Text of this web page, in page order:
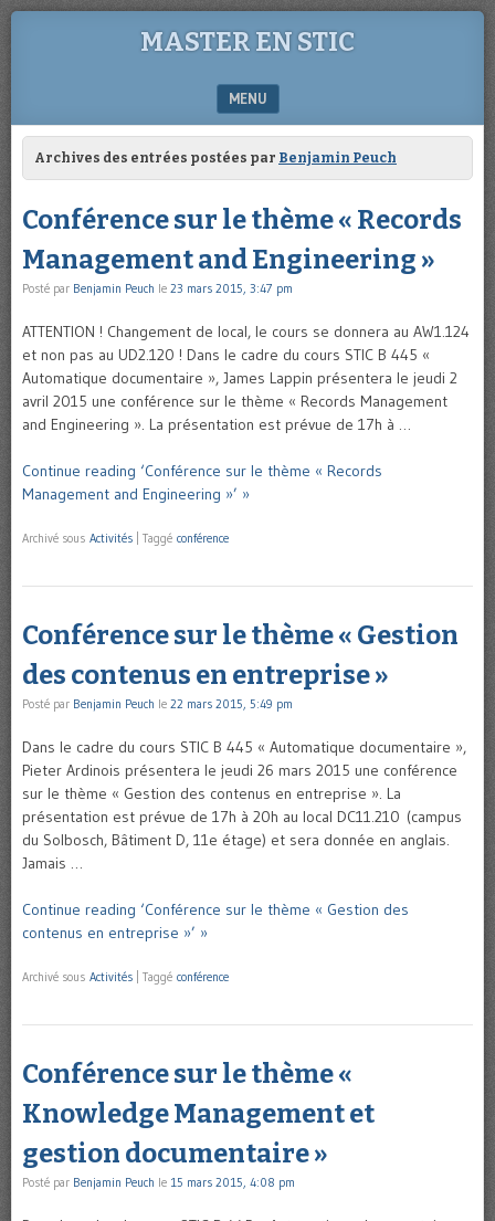
MASTER EN STIC
MENU
SKIP TO CONTENT
Archives des entrées postées par Benjamin Peuch
Conférence sur le thème « Records
Management and Engineering »
Posté par Benjamin Peuch le 23 mars 2015, 3:47 pm
ATTENTION ! Changement de local, le cours se donnera au AW1.124
et non pas au UD2.120 ! Dans le cadre du cours STIC B 445 «
Automatique documentaire », James Lappin présentera le jeudi 2
avril 2015 une conférence sur le thème « Records Management
and Engineering ». La présentation est prévue de 17h à …
Continue reading ‘Conférence sur le thème « Records
Management and Engineering »’ »
Archivé sous Activités Taggé conférence
Conférence sur le thème « Gestion
des contenus en entreprise »
Posté par Benjamin Peuch le 22 mars 2015, 5:49 pm
Dans le cadre du cours STIC B 445 « Automatique documentaire »,
Pieter Ardinois présentera le jeudi 26 mars 2015 une conférence
sur le thème « Gestion des contenus en entreprise ». La
présentation est prévue de 17h à 20h au local DC11.210 (campus
du Solbosch, Bâtiment D, 11e étage) et sera donnée en anglais.
Jamais …
Continue reading ‘Conférence sur le thème « Gestion des
contenus en entreprise »’ »
Archivé sous Activités Taggé conférence
Conférence sur le thème «
Knowledge Management et
gestion documentaire »
Posté par Benjamin Peuch le 15 mars 2015, 4:08 pm